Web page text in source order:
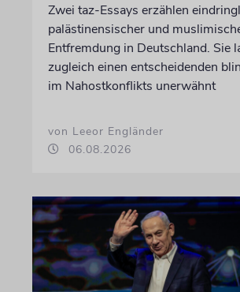
Zwei taz-Essays erzählen
palästinensischer und
Entfremdung in Deutschland. Sie
zugleich einen entscheidenden
im Nahostkonflikts unerwähnt
von Leeor Engländer
06.08.2026